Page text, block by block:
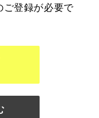
ご登録が必要で